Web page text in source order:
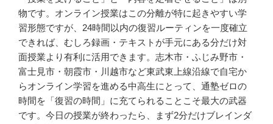
物です。オンライン授業はこの分離が特に起きやすい学
習形態ですが、24時間以内の復習ルーティンを一度確立
できれば、むしろ録画・テキストが手元にある分だけ対
面授業より有利に活用できます。志木市・ふじみ野市・
富士見市・朝霞市・川越市など東武東上線沿線で自宅か
らオンライン学習を進める中高生にとって、通塾ゼロの
時間を「復習の時間」に充てられることこそ最大の武器
です。今日の授業が終わったら、まず2分だけブレインダ